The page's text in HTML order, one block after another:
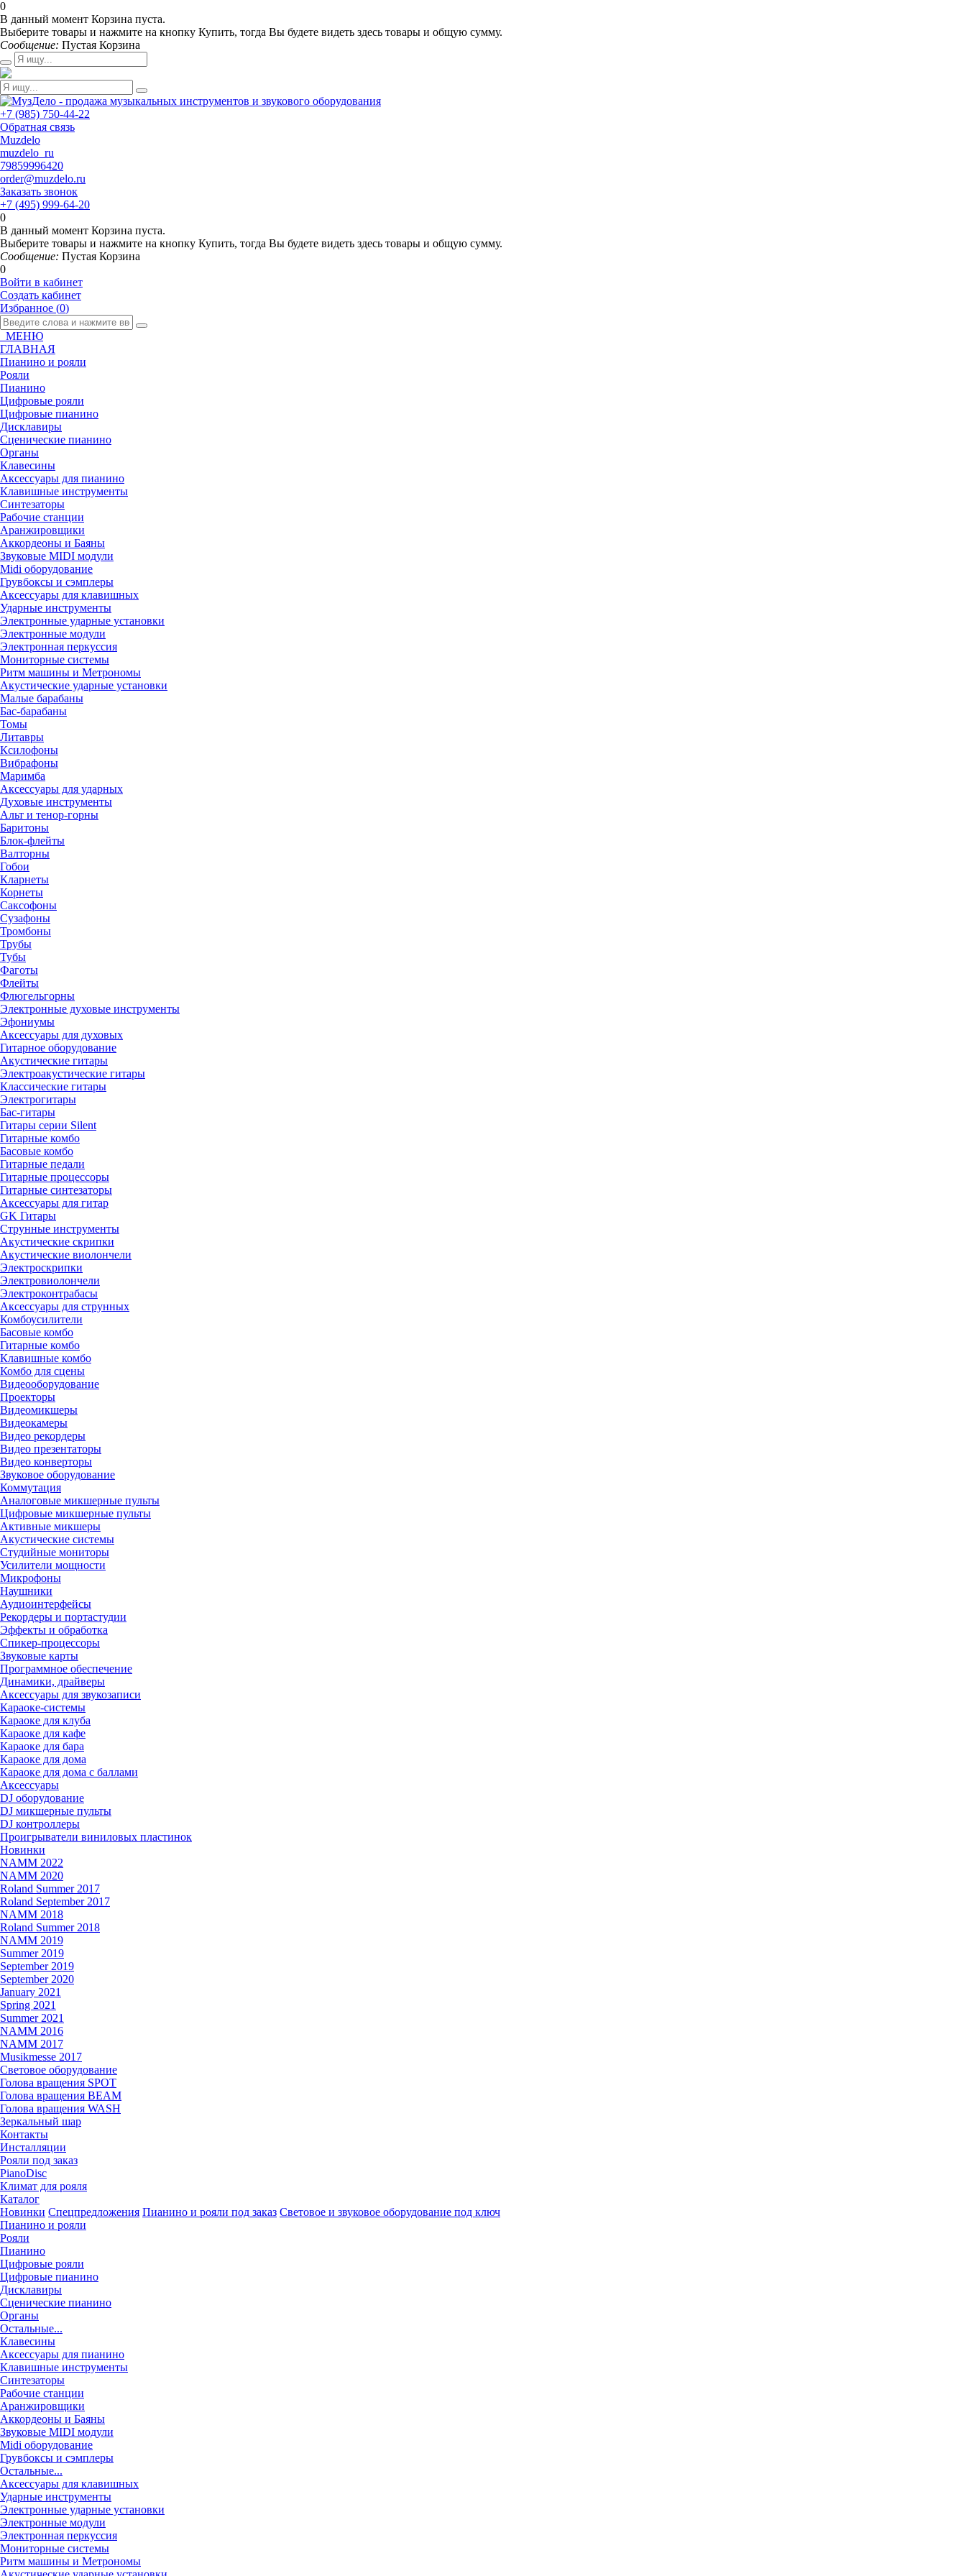
0
В данный момент Корзина пуста.
Выберите товары и нажмите на кнопку Купить, тогда Вы будете видеть здесь товары и общую сумму.
Сообщение: Пустая Корзина
+7 (985) 750-44-22
Обратная связь
Muzdelo
muzdelo_ru
79859996420
order@muzdelo.ru
Заказать звонок
+7 (495) 999-64-20
0
В данный момент Корзина пуста.
Выберите товары и нажмите на кнопку Купить, тогда Вы будете видеть здесь товары и общую сумму.
Сообщение: Пустая Корзина
0
Войти в кабинет
Создать кабинет
Избранное (0)
МЕНЮ
ГЛАВНАЯ
Пианино и рояли
Рояли
Пианино
Цифровые рояли
Цифровые пианино
Дисклавиры
Сценические пианино
Органы
Клавесины
Аксессуары для пианино
Клавишные инструменты
Синтезаторы
Рабочие станции
Аранжировщики
Аккордеоны и Баяны
Звуковые MIDI модули
Midi оборудование
Грувбоксы и сэмплеры
Аксессуары для клавишных
Ударные инструменты
Электронные ударные установки
Электронные модули
Электронная перкуссия
Мониторные системы
Ритм машины и Метрономы
Акустические ударные установки
Малые барабаны
Бас-барабаны
Томы
Литавры
Ксилофоны
Вибрафоны
Маримба
Аксессуары для ударных
Духовые инструменты
Альт и тенор-горны
Баритоны
Блок-флейты
Валторны
Гобои
Кларнеты
Корнеты
Саксофоны
Сузафоны
Тромбоны
Трубы
Тубы
Фаготы
Флейты
Флюгельгорны
Электронные духовые инструменты
Эфониумы
Аксессуары для духовых
Гитарное оборудование
Акустические гитары
Электроакустические гитары
Классические гитары
Электрогитары
Бас-гитары
Гитары серии Silent
Гитарные комбо
Басовые комбо
Гитарные педали
Гитарные процессоры
Гитарные синтезаторы
Аксессуары для гитар
GK Гитары
Струнные инструменты
Акустические скрипки
Акустические виолончели
Электроскрипки
Электровиолончели
Электроконтрабасы
Аксессуары для струнных
Комбоусилители
Басовые комбо
Гитарные комбо
Клавишные комбо
Комбо для сцены
Видеооборудование
Проекторы
Видеомикшеры
Видеокамеры
Видео рекордеры
Видео презентаторы
Видео конверторы
Звуковое оборудование
Коммутация
Аналоговые микшерные пульты
Цифровые микшерные пульты
Активные микшеры
Акустические системы
Студийные мониторы
Усилители мощности
Микрофоны
Наушники
Аудиоинтерфейсы
Рекордеры и портастудии
Эффекты и обработка
Спикер-процессоры
Звуковые карты
Программное обеспечение
Динамики, драйверы
Аксессуары для звукозаписи
Караоке-системы
Караоке для клуба
Караоке для кафе
Караоке для бара
Караоке для дома
Караоке для дома с баллами
Аксессуары
DJ оборудование
DJ микшерные пульты
DJ контроллеры
Проигрыватели виниловых пластинок
Новинки
NAMM 2022
NAMM 2020
Roland Summer 2017
Roland September 2017
NAMM 2018
Roland Summer 2018
NAMM 2019
Summer 2019
September 2019
September 2020
January 2021
Spring 2021
Summer 2021
NAMM 2016
NAMM 2017
Musikmesse 2017
Световое оборудование
Голова вращения SPOT
Голова вращения BEAM
Голова вращения WASH
Зеркальный шар
Контакты
Инсталляции
Рояли под заказ
PianoDisc
Климат для рояля
Каталог
Новинки Спецпредложения Пианино и рояли под заказ Световое и звуковое оборудование под ключ
Пианино и рояли
Рояли
Пианино
Цифровые рояли
Цифровые пианино
Дисклавиры
Сценические пианино
Органы
Остальные...
Клавесины
Аксессуары для пианино
Клавишные инструменты
Синтезаторы
Рабочие станции
Аранжировщики
Аккордеоны и Баяны
Звуковые MIDI модули
Midi оборудование
Грувбоксы и сэмплеры
Остальные...
Аксессуары для клавишных
Ударные инструменты
Электронные ударные установки
Электронные модули
Электронная перкуссия
Мониторные системы
Ритм машины и Метрономы